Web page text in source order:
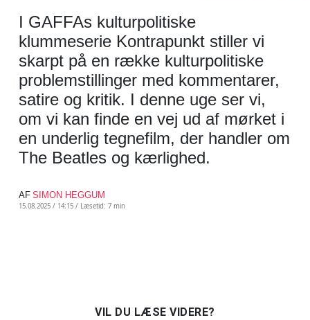
I GAFFAs kulturpolitiske
klummeserie Kontrapunkt stiller vi
skarpt på en række kulturpolitiske
problemstillinger med kommentarer,
satire og kritik. I denne uge ser vi,
om vi kan finde en vej ud af mørket i
en underlig tegnefilm, der handler om
The Beatles og kærlighed.
AF SIMON HEGGUM
15.08.2025 / 14:15 / Læsetid: 7 min
VIL DU LÆSE VIDERE?